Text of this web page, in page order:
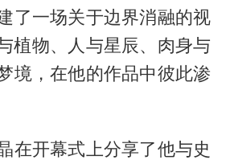
了一场关于边界消融的视
物、人与星辰、肉身与
境，在他的作品中彼此渗
在开幕式上分享了他与史